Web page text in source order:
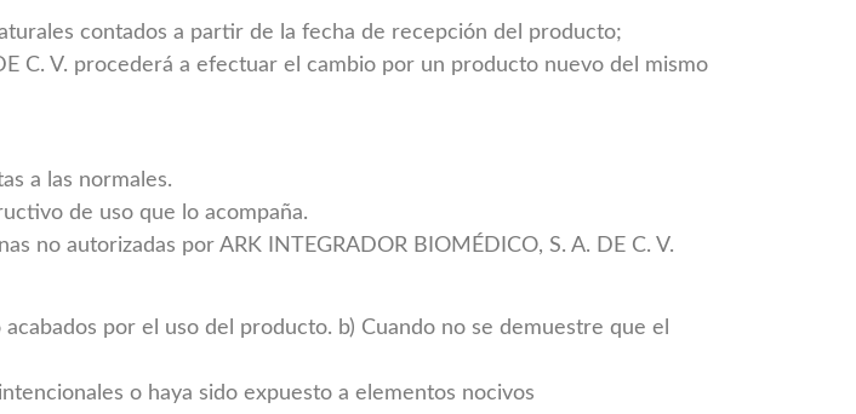
contados a partir de la fecha de recepción del producto;
C. V. procederá a efectuar el cambio por un producto nuevo del mismo
a las normales.
de uso que lo acompaña.
no autorizadas por ARK INTEGRADOR BIOMÉDICO, S. A. DE C. V.
por el uso del producto. b) Cuando no se demuestre que el
o haya sido expuesto a elementos nocivos